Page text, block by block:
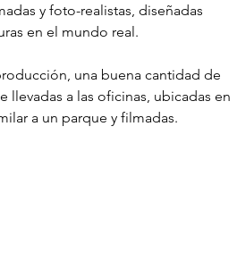
y foto-realistas, diseñadas
en el mundo real.
una buena cantidad de
llevadas a las oficinas, ubicadas en
a un parque y filmadas.